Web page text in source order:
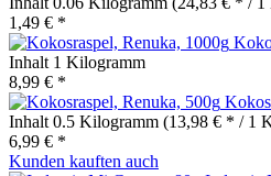
1,49 € *
Inhalt 1 Kilogramm
8,99 € *
Inhalt 0.5 Kilogramm (13,98 € * / 1
6,99 € *
Kunden kauften auch